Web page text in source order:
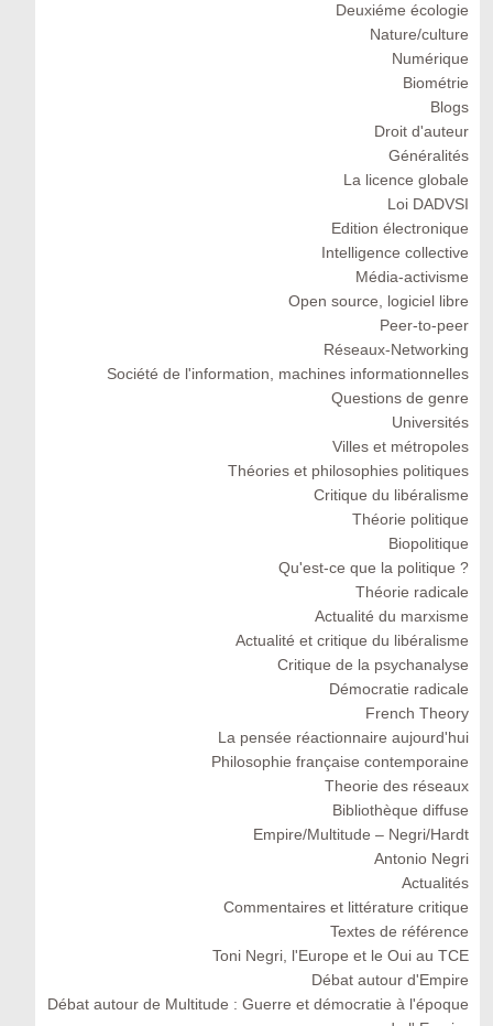
Deuxiéme écologie
Nature/culture
Numérique
Biométrie
Blogs
Droit d'auteur
Généralités
La licence globale
Loi DADVSI
Edition électronique
Intelligence collective
Média-activisme
Open source, logiciel libre
Peer-to-peer
Réseaux-Networking
Société de l'information, machines informationnelles
Questions de genre
Universités
Villes et métropoles
Théories et philosophies politiques
Critique du libéralisme
Théorie politique
Biopolitique
Qu'est-ce que la politique ?
Théorie radicale
Actualité du marxisme
Actualité et critique du libéralisme
Critique de la psychanalyse
Démocratie radicale
French Theory
La pensée réactionnaire aujourd'hui
Philosophie française contemporaine
Theorie des réseaux
Bibliothèque diffuse
Empire/Multitude – Negri/Hardt
Antonio Negri
Actualités
Commentaires et littérature critique
Textes de référence
Toni Negri, l'Europe et le Oui au TCE
Débat autour d'Empire
Débat autour de Multitude : Guerre et démocratie à l'époque